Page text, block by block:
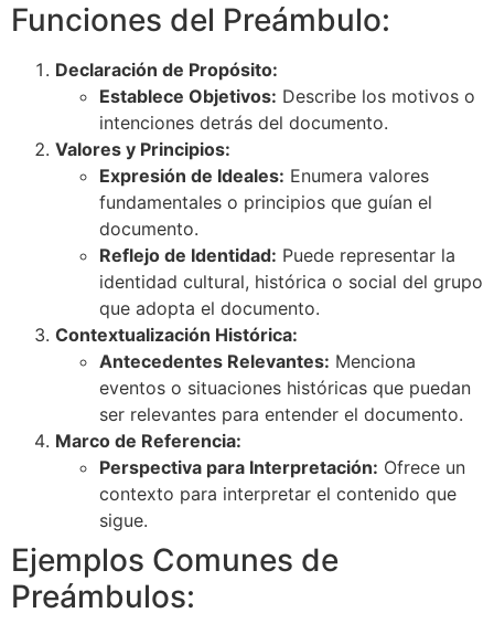
Funciones del Preámbulo:
Declaración de Propósito:
Establece Objetivos: Describe los motivos o
intenciones detrás del documento.
Valores y Principios:
Expresión de Ideales: Enumera valores
fundamentales o principios que guían el
documento.
Reflejo de Identidad: Puede representar la
identidad cultural, histórica o social del grupo
que adopta el documento.
Contextualización Histórica:
Antecedentes Relevantes: Menciona
eventos o situaciones históricas que puedan
ser relevantes para entender el documento.
Marco de Referencia:
Perspectiva para Interpretación: Ofrece un
contexto para interpretar el contenido que
sigue.
Ejemplos Comunes de
Preámbulos: